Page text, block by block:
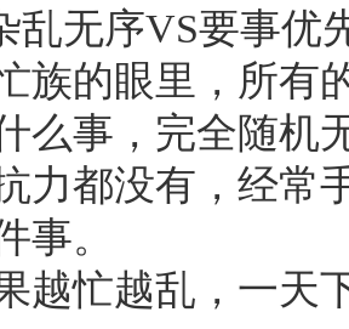
无序VS要事优
的眼里，所有的
么事，完全随机
力都没有，经常
事。
忙越乱，一天下